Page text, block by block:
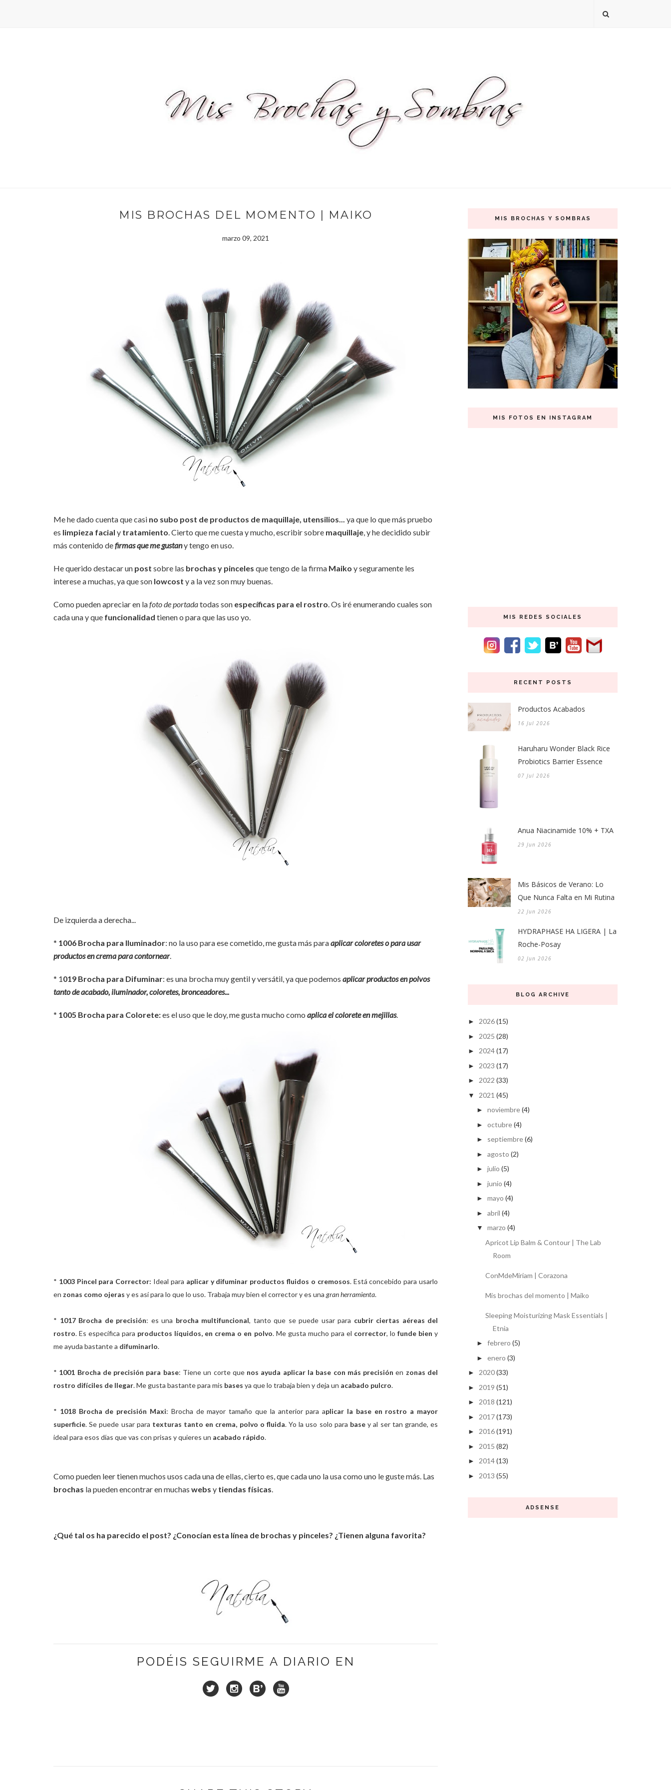
MIS BROCHAS DEL MOMENTO | MAIKO
marzo 09, 2021
Me he dado cuenta que casi no subo post de productos de maquillaje, utensilios... ya que lo que más pruebo
es limpieza facial y tratamiento. Cierto que me cuesta y mucho, escribir sobre maquillaje, y he decidido subir
más contenido defirmas que me gustany tengo en uso.
He querido destacar un post sobre las brochas y pinceles que tengo de la firma Maiko y seguramente les
interese a muchas, ya que son lowcost y a la vez son muy buenas.
Como pueden apreciar en lafoto de portadatodas son específicas para el rostro. Os iré enumerando cuales son
cada una y que funcionalidad tienen o para que las uso yo.
De izquierda a derecha...
* 1006 Brocha para Iluminador: no la uso para ese cometido, me gusta más paraaplicar coloretes o para usar
productos en crema para contornear.
* 1019 Brocha para Difuminar: es una brocha muy gentil y versátil, ya que podemos aplicar productos en polvos
tanto de acabado, iluminador, coloretes, bronceadores...
* 1005 Brocha para Colorete:es el uso que le doy, me gusta mucho como aplica el colorete en mejillas.
* 1003 Pincel para Corrector: Ideal para aplicar y difuminar productos fluidos o cremosos. Está concebido para usarlo
en zonas como ojeras y es así para lo que lo uso. Trabaja muy bien el corrector y es una gran herramienta.
* 1017 Brocha de precisión: es una brocha multifuncional, tanto que se puede usar para cubrir ciertas aéreas del
rostro. Es específica para productos líquidos, en crema o en polvo. Me gusta mucho para el corrector, lo funde bien y
me ayuda bastante a difuminarlo.
* 1001 Brocha de precisión para base: Tiene un corte quenos ayuda aplicar la base con más precisión en zonas del
rostro difíciles de llegar. Me gusta bastante para mis bases ya que lo trabaja bien y deja un acabado pulcro.
* 1018 Brocha de precisión Maxi: Brocha de mayor tamaño que la anterior para aplicar la base en rostro a mayor
superficie. Se puede usar para texturas tanto en crema, polvo o fluida. Yo la uso solo para basey al ser tan grande, es
ideal para esos días que vas con prisas y quieres un acabado rápido.
Como pueden leer tienen muchos usos cada una de ellas, cierto es, que cada uno la usa como uno le guste más. Las
brochas la pueden encontrar en muchas webs y tiendas físicas.
¿Qué tal os ha parecido el post? ¿Conocían esta línea de brochas y pinceles? ¿Tienen alguna favorita?
PODÉIS SEGUIRME A DIARIO EN
MIS BROCHAS Y SOMBRAS
MIS FOTOS EN INSTAGRAM
MIS REDES SOCIALES
RECENT POSTS
Productos Acabados
16 Jul 2026
Haruharu Wonder Black Rice
Probiotics Barrier Essence
07 Jul 2026
Anua Niacinamide 10% + TXA
29 Jun 2026
Mis Básicos de Verano: Lo
Que Nunca Falta en Mi Rutina
22 Jun 2026
HYDRAPHASE HA LIGERA | La
Roche-Posay
02 Jun 2026
BLOG ARCHIVE
► 2026(15)
► 2025 (28)
► 2024(17)
► 2023 (17)
► 2022 (33)
▼ 2021 (45)
► noviembre(4)
► octubre(4)
► septiembre(6)
► agosto (2)
► julio (5)
► junio (4)
► mayo (4)
► abril (4)
▼ marzo (4)
Apricot Lip Balm & Contour | The Lab
Room
ConMdeMiriam | Corazona
Mis brochas del momento | Maiko
Sleeping Moisturizing Mask Essentials |
Etnia
► febrero (5)
► enero (3)
► 2020(33)
► 2019 (51)
► 2018 (121)
► 2017(173)
► 2016(191)
► 2015 (82)
► 2014(13)
► 2013 (55)
ADSENSE